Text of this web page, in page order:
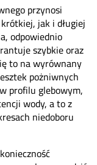
przynosi
jak i długiej
odpowiednio
szybkie oraz
to na wyrównany
pożniwnych
profilu glebowym,
wody, a to z
niedoboru